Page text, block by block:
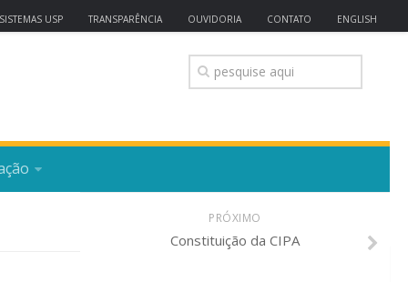
SISTEMAS USP TRANSPARÊNCIA OUVIDORIA CONTATO ENGLISH
PRÓXIMO
Constituição da CIPA